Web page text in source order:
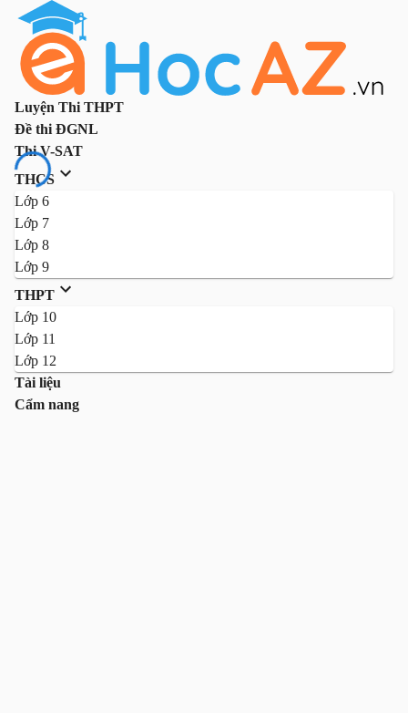
Luyện Thi THPT
Đề thi ĐGNL
Thi V-SAT
THCS
Lớp 6
Lớp 7
Lớp 8
Lớp 9
THPT
Lớp 10
Lớp 11
Lớp 12
Tài liệu
Cẩm nang